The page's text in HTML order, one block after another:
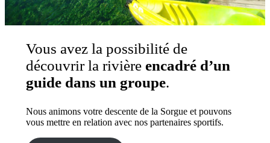
Vous avez la possibilité de
découvrir la rivière encadré d’un
guide dans un groupe.
Nous animons votre descente de la Sorgue et pouvons
vous mettre en relation avec nos partenaires sportifs.